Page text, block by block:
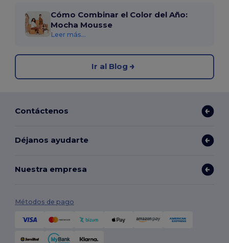
Cómo Combinar el Color del Año:
Mocha Mousse
Leer más...
Ir al Blog
Contáctenos
Déjanos ayudarte
Nuestra empresa
Métodos de pago